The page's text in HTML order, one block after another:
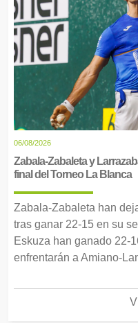
06/08/2026
Zabala-Zabaleta y
final del Torneo La Blanca
Zabala-Zabaleta han
tras ganar 22-15 en su
Eskuza han ganado 22-
enfrentarán a Amiano-